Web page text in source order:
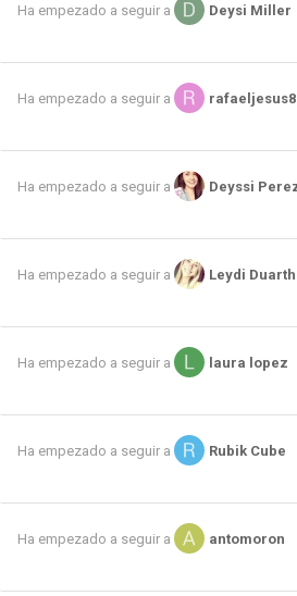
Ha empezado a seguir a Deysi Miller
Ha empezado a seguir a rafaeljesus8
Ha empezado a seguir a Deyssi
Ha empezado a seguir a Leydi Duarth
Ha empezado a seguir a laura lopez
Ha empezado a seguir a Rubik Cube
Ha empezado a seguir a antomoron